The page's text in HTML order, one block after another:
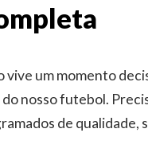
vive um momento
nosso futebol.
de